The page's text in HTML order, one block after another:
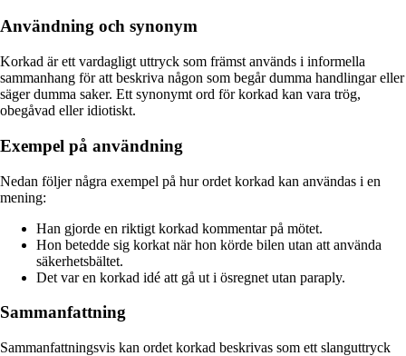
Användning och synonym
Korkad är ett vardagligt uttryck som främst används i informella
sammanhang för att beskriva någon som begår dumma handlingar eller
säger dumma saker. Ett synonymt ord för korkad kan vara trög,
obegåvad eller idiotiskt.
Exempel på användning
Nedan följer några exempel på hur ordet korkad kan användas i en
mening:
Han gjorde en riktigt korkad kommentar på mötet.
Hon betedde sig korkat när hon körde bilen utan att använda
säkerhetsbältet.
Det var en korkad idé att gå ut i ösregnet utan paraply.
Sammanfattning
Sammanfattningsvis kan ordet korkad beskrivas som ett slanguttryck